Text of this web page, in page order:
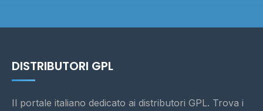
DISTRIBUTORI GPL
Il portale italiano dedicato ai distributori GPL. Trova i